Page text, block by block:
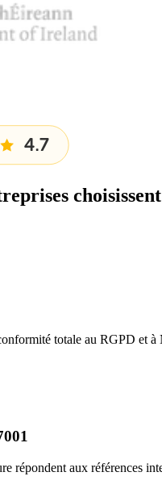
choisissent
totale au RGPD et à
répondent aux références